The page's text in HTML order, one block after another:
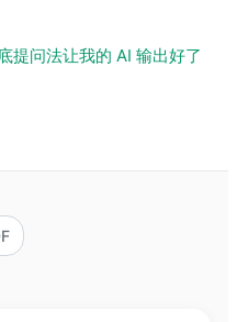
提问法让我的 AI 输出好了